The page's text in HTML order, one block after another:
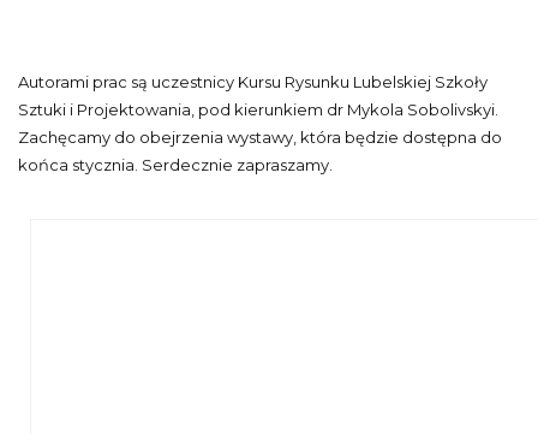
Autorami prac są uczestnicy Kursu Rysunku Lubelskiej Szkoły
Sztuki i Projektowania, pod kierunkiem dr Mykola Sobolivskyi.
Zachęcamy do obejrzenia wystawy, która będzie dostępna do
końca stycznia. Serdecznie zapraszamy.